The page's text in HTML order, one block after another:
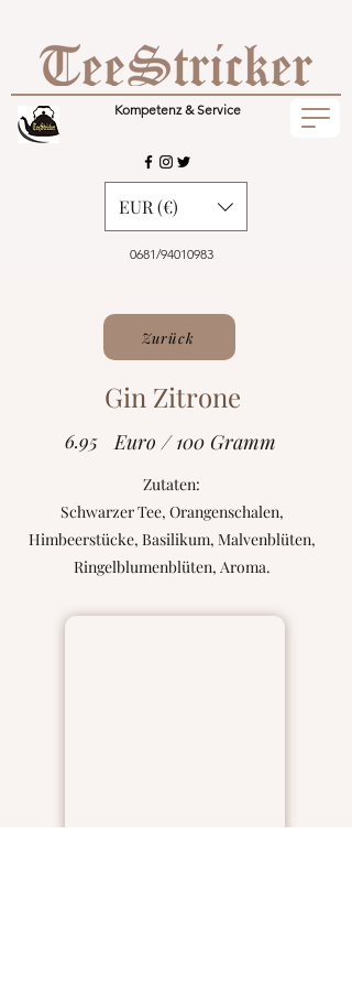
Kompetenz & Service
0681/94010983
EUR (€)
Zurück
Gin Zitrone
6.95 Euro / 100 Gramm
Zutaten:
Schwarzer Tee, Orangenschalen,
Himbeerstücke, Basilikum, Malvenblüten,
Ringelblumenblüten, Aroma.